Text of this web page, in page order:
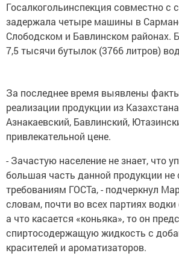
Госалкогольинспекция совместно
задержала четыре машины в
Слободском и Бавлинском районах.
7,5 тысячи бутылок (3766 литров)
За последнее время выявлены
реализации продукции из
Азнакаевский, Бавлинский,
привлекательной цене.
- Зачастую население не знает, что
большая часть данной продукции не
требованиям ГОСТа, - подчеркнул
словам, почти во всех партиях
а что касается «коньяка», то он
спиртосодержащую жидкость с
красителей и ароматизаторов.